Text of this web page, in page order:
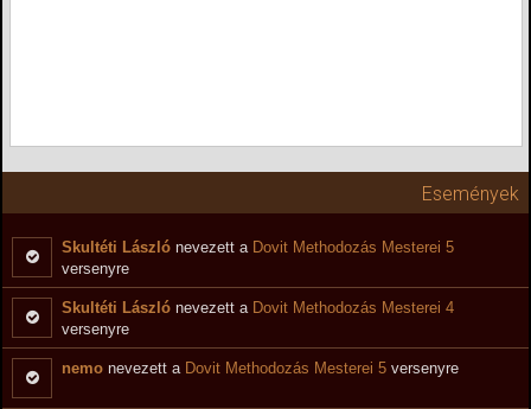
Események
Skultéti László nevezett a Dovit Methodozás Mesterei 5
versenyre
Skultéti László nevezett a Dovit Methodozás Mesterei 4
versenyre
nemo nevezett a Dovit Methodozás Mesterei 5 versenyre